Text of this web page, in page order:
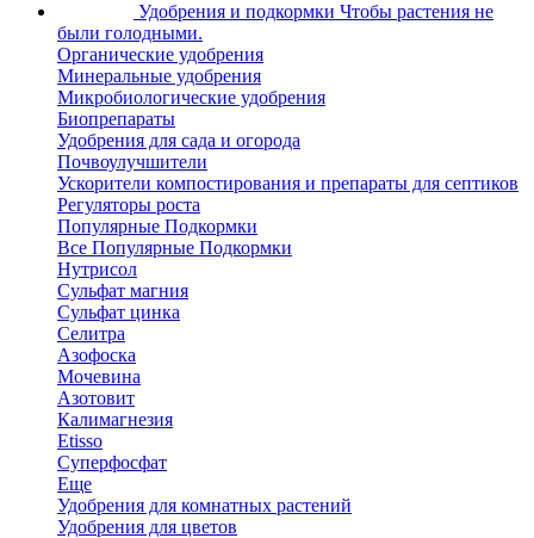
Удобрения и подкормки Чтобы растения не
были голодными.
Органические удобрения
Минеральные удобрения
Микробиологические удобрения
Биопрепараты
Удобрения для сада и огорода
Почвоулучшители
Ускорители компостирования и препараты для септиков
Регуляторы роста
Популярные Подкормки
Все Популярные Подкормки
Нутрисол
Сульфат магния
Сульфат цинка
Селитра
Азофоска
Мочевина
Азотовит
Калимагнезия
Etisso
Суперфосфат
Еще
Удобрения для комнатных растений
Удобрения для цветов